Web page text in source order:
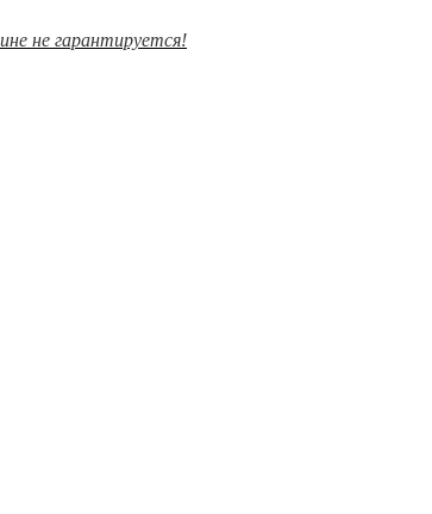
не гарантируется!